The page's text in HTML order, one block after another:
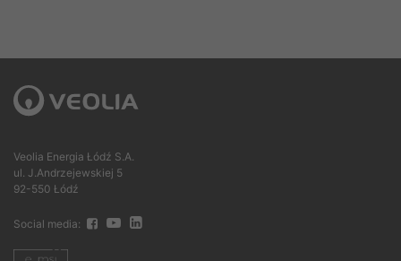
Veolia Energia Łódź S.A.
ul. J.Andrzejewskiej 5
92-550 Łódź
Social media: